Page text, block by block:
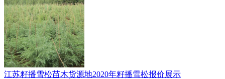
江苏籽播雪松苗木货源地2020年籽播雪松报价展示